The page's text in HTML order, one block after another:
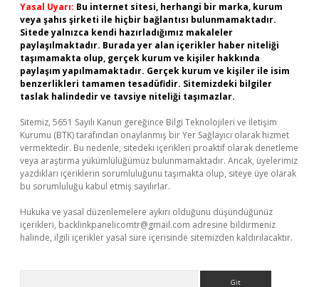
Yasal Uyarı: Bu internet sitesi, herhangi bir marka, kurum
veya şahıs şirketi ile hiçbir bağlantısı bulunmamaktadır.
Sitede yalnızca kendi hazırladığımız makaleler
paylaşılmaktadır. Burada yer alan içerikler haber niteliği
taşımamakta olup, gerçek kurum ve kişiler hakkında
paylaşım yapılmamaktadır. Gerçek kurum ve kişiler ile isim
benzerlikleri tamamen tesadüfidir. Sitemizdeki bilgiler
taslak halindedir ve tavsiye niteliği taşımazlar.
Sitemiz, 5651 Sayılı Kanun gereğince Bilgi Teknolojileri ve İletişim
Kurumu (BTK) tarafından onaylanmış bir Yer Sağlayıcı olarak hizmet
vermektedir. Bu nedenle, sitedeki içerikleri proaktif olarak denetleme
veya araştırma yükümlülüğümüz bulunmamaktadır. Ancak, üyelerimiz
yazdıkları içeriklerin sorumluluğunu taşımakta olup, siteye üye olarak
bu sorumluluğu kabul etmiş sayılırlar.
Hukuka ve yasal düzenlemelere aykırı olduğunu düşündüğünüz
içerikleri, backlinkpanelicomtr@gmail.com adresine bildirmeniz
halinde, ilgili içerikler yasal süre içerisinde sitemizden kaldırılacaktır.